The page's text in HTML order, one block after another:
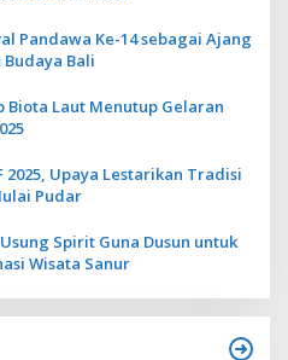
Pandawa Ke-14 sebagai Ajang
Bali
Biota Laut Menutup Gelaran
2025, Upaya Lestarikan Tradisi
Pudar
Usung Spirit Guna Dusun untuk
Wisata Sanur